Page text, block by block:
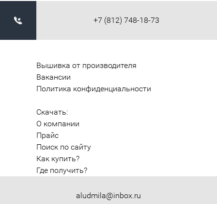
+7 (812) 748-18-73
aludmila@inbox.ru
Вышивка от производителя
Вакансии
Политика конфиденциальности
Скачать:
О компании
Прайс
Поиск по сайту
Как купить?
Где получить?